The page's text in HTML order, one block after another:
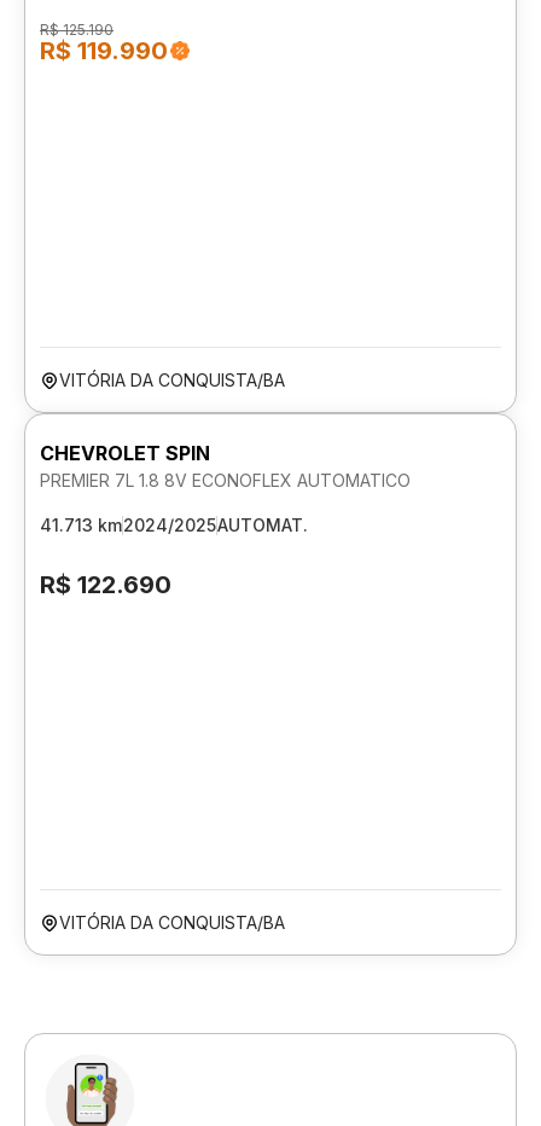
R$ 125.190
R$ 119.990
VITÓRIA DA CONQUISTA/BA
CHEVROLET SPIN
PREMIER 7L 1.8 8V ECONOFLEX AUTOMATICO
41.713 km2024/2025AUTOMAT.
R$ 122.690
VITÓRIA DA CONQUISTA/BA